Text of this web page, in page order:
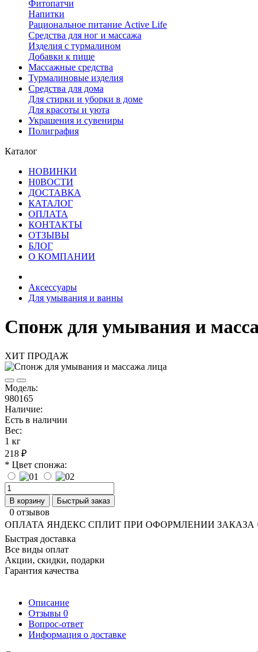
Фитопатчи
Напитки
Рациональное питание Active Life
Средства для ног и массажа
Изделия с турмалином
Добавки к пище
Массажные средства
Турмалиновые изделия
Средства для дома
Для стирки и уборки в доме
Для красоты и уюта
Украшения и сувениры
Полиграфия
Каталог
НОВИНКИ
Н0ВОСТИ
ДОСТАВКА
КАТАЛОГ
ОПЛАТА
КОНТАКТЫ
ОТЗЫВЫ
БЛОГ
О КОМПАНИИ
Аксессуары
Для умывания и ванны
Спонж для умывания и
ХИТ ПРОДАЖ
Модель:
980165
Наличие:
Есть в наличии
Вес:
1 кг
218 ₽
* Цвет спонжа:
В корзину Быстрый заказ
0 отзывов
ОПЛАТА ЯНДЕКС СПЛИТ ПРИ ОФОРМЛЕНИИ ЗАКАЗА
Быстрая доставка
Все виды оплат
Акции, скидки, подарки
Гарантия качества
Описание
Отзывы 0
Вопрос-ответ
Информация о доставке